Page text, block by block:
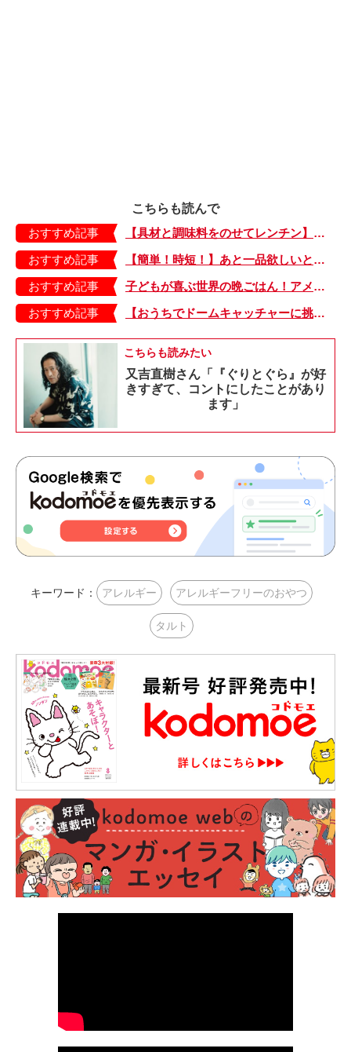
こちらも読んで
おすすめ記事
【具材と調味料をのせてレンチン】ケチャップ×バターの王道味！「うどんナポリタン」のできあがり♪
おすすめ記事
【簡単！時短！】あと一品欲しいときにおすすめの「卵とレタスの炒めもの」のレシピ
おすすめ記事
子どもが喜ぶ世界の晩ごはん！アメリカのフライドチキン＆フライドポテト
おすすめ記事
【おうちでドームキャッチャーに挑戦だ】アンパンマン わくわくドームキャッチャー
こちらも読みたい
又吉直樹さん「『ぐりとぐら』が好
きすぎて、コントにしたことがあり
ます」
キーワード： アレルギー アレルギーフリーのおやつ
タルト